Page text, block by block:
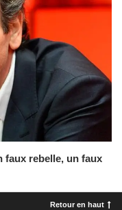
faux rebelle, un faux
Retour en haut